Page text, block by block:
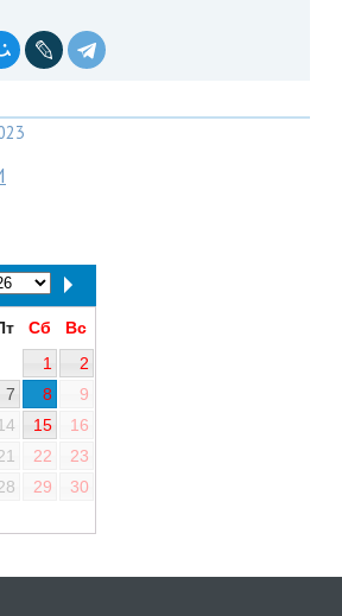
Сб
Вс
1
2
7 8
9
15
16
22
23
29
30